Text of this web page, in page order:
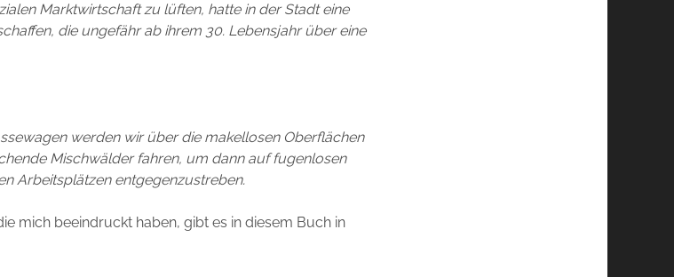
Marktwirtschaft zu lüften, hatte in der Stadt eine
die ungefähr ab ihrem 30. Lebensjahr über eine
werden wir über die makellosen Oberflächen
Mischwälder fahren, um dann auf fugenlosen
Arbeitsplätzen entgegenzustreben.
mich beeindruckt haben, gibt es in diesem Buch in